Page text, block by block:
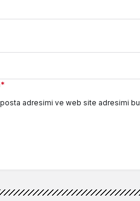
*
posta adresimi ve web site adresimi bu